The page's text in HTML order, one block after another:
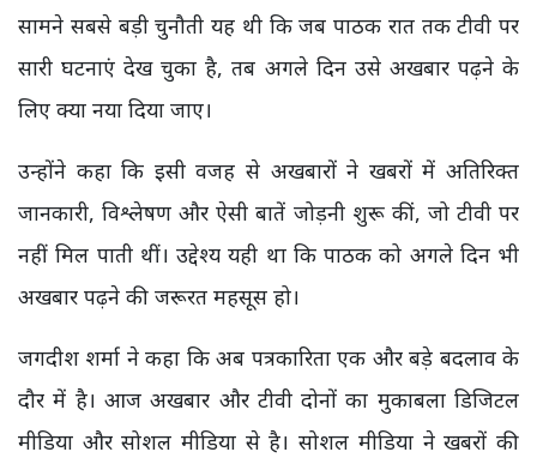
सामने सबसे बड़ी चुनौती यह थी कि जब पाठक रात तक टीवी पर
सारी घटनाएं देख चुका है, तब अगले दिन उसे अखबार पढ़ने के
लिए क्या नया दिया जाए।
उन्होंने कहा कि इसी वजह से अखबारों ने खबरों में अतिरिक्त
जानकारी, विश्लेषण और ऐसी बातें जोड़नी शुरू कीं, जो टीवी पर
नहीं मिल पाती थीं। उद्देश्य यही था कि पाठक को अगले दिन भी
अखबार पढ़ने की जरूरत महसूस हो।
जगदीश शर्मा ने कहा कि अब पत्रकारिता एक और बड़े बदलाव के
दौर में है। आज अखबार और टीवी दोनों का मुकाबला डिजिटल
मीडिया और सोशल मीडिया से है। सोशल मीडिया ने खबरों की